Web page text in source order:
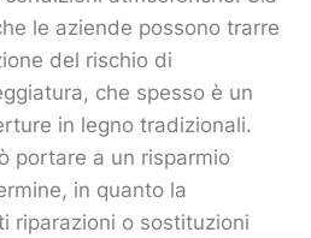
le aziende possono trarre
del rischio di
che spesso è un
in legno tradizionali.
portare a un risparmio
in quanto la
riparazioni o sostituzioni